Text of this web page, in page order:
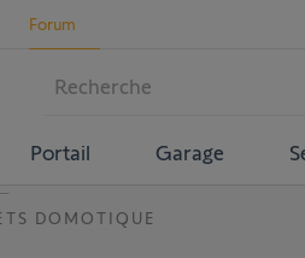
Forum
Portail Garage
DOMOTIQUE